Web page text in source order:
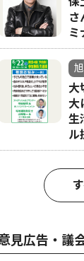
ミ
大
大
生
ル
見広告・議